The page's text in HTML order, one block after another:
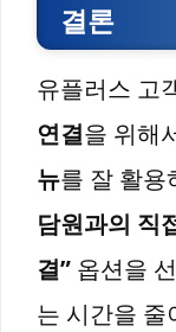
결론
유플러스 고
연결을 위해
뉴를 잘 활용
담원과의 직
결” 옵션을
는 시간을 줄